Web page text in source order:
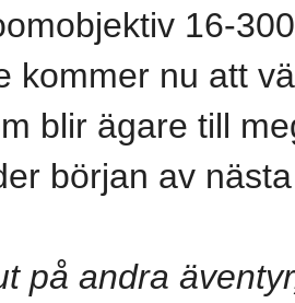
16-
kommer nu att
blir ägare till
början av
på andra